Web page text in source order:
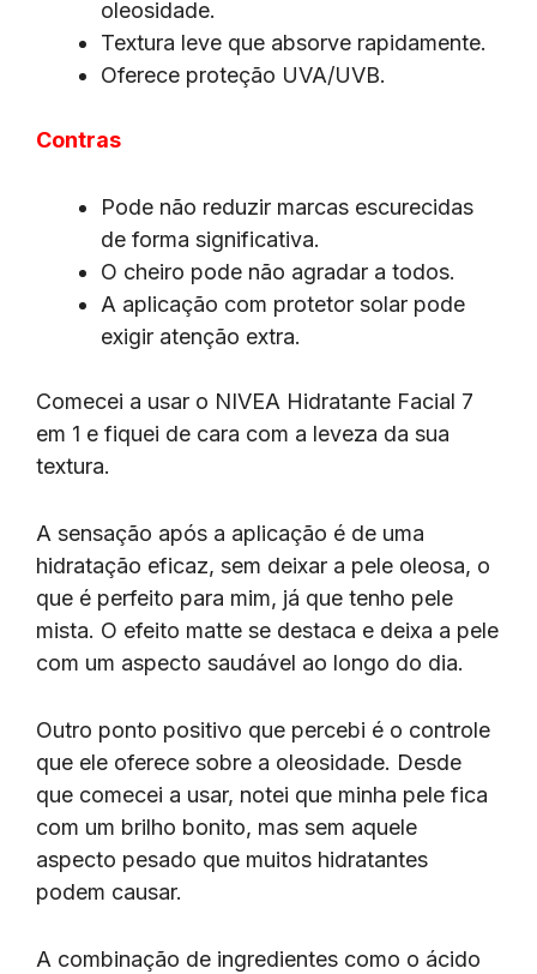
oleosidade.
Textura leve que absorve rapidamente.
Oferece proteção UVA/UVB.
Contras
Pode não reduzir marcas escurecidas
de forma significativa.
O cheiro pode não agradar a todos.
A aplicação com protetor solar pode
exigir atenção extra.
Comecei a usar o NIVEA Hidratante Facial 7
em 1 e fiquei de cara com a leveza da sua
textura.
A sensação após a aplicação é de uma
hidratação eficaz, sem deixar a pele oleosa, o
que é perfeito para mim, já que tenho pele
mista. O efeito matte se destaca e deixa a pele
com um aspecto saudável ao longo do dia.
Outro ponto positivo que percebi é o controle
que ele oferece sobre a oleosidade. Desde
que comecei a usar, notei que minha pele fica
com um brilho bonito, mas sem aquele
aspecto pesado que muitos hidratantes
podem causar.
A combinação de ingredientes como o ácido